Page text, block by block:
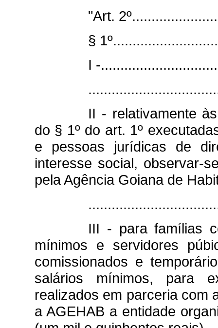
"Art.
§
I -
II - relativamente
do § 1º do art. 1º
e pessoas jurídicas de
interesse social, observar-
pela Agência Goiana de
III - para famílias
mínimos e servidores
comissionados e
salários mínimos, para
realizados em parceria com
a AGEHAB a entidade